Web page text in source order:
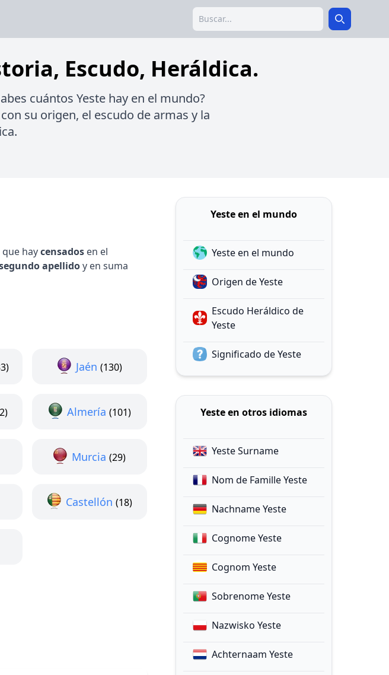
Search Search
Escudo, Heráldica.
cuántos Yeste hay en el mundo?
su origen, el escudo de armas y la
haycensados en el
apellidoy en suma
Jaén (130)
Almería (101)
Murcia (29)
Castellón (18)
Yeste en el mundo
Yeste en el mundo
Origen de Yeste
Escudo Heráldico de
Yeste
Significado de Yeste
Yeste en otros idiomas
Yeste Surname
Nom de Famille Yeste
Nachname Yeste
Cognome Yeste
Cognom Yeste
Sobrenome Yeste
Nazwisko Yeste
Achternaam Yeste